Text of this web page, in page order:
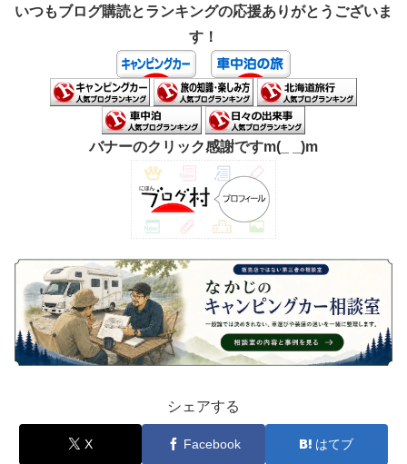
いつもブログ購読とランキングの応援ありがとうございま
す！
バナーのクリック感謝ですm(_ _)m
シェアする
X Facebook はてブ